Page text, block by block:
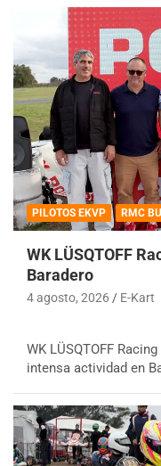
PILOTOS EKVP RMC
WK LÜSQTOFF
Baradero
4 agosto, 2026 E-Kart
WK LÜSQTOFF
intensa actividad en